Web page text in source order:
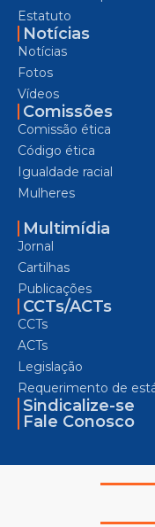
Estatuto
Notícias
Notícias
Fotos
Vídeos
Comissões
Comissão ética
Código ética
Igualdade racial
Mulheres
Multimídia
Jornal
Cartilhas
Publicações
CCTs/ACTs
CCTs
ACTs
Legislação
Requerimento de
Sindicalize-se
Fale Conosco